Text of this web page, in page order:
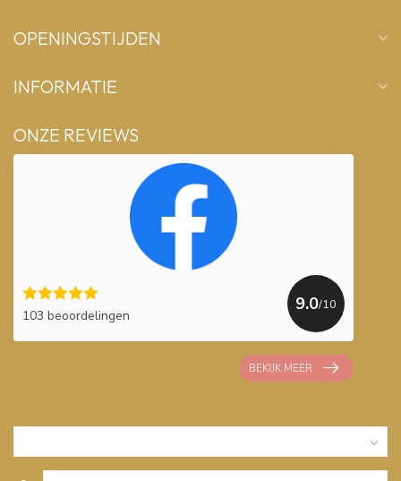
OPENINGSTIJDEN
INFORMATIE
ONZE REVIEWS
103 beoordelingen
9.0/10
BEKIJK MEER